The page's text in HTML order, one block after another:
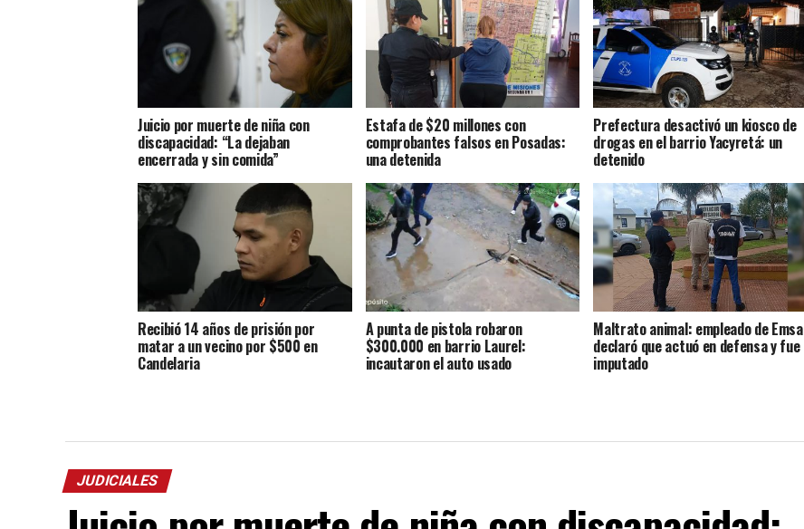
Juicio por muerte de niña con
discapacidad: “La dejaban
encerrada y sin comida”
Estafa de $20 millones con
comprobantes falsos en Posadas:
una detenida
Prefectura desactivó un kiosco de
drogas en el barrio Yacyretá: un
detenido
Recibió 14 años de prisión por
matar a un vecino por $500 en
Candelaria
A punta de pistola robaron
$300.000 en barrio Laurel:
incautaron el auto usado
Maltrato animal: empleado de Emsa
declaró que actuó en defensa y fue
imputado
JUDICIALES